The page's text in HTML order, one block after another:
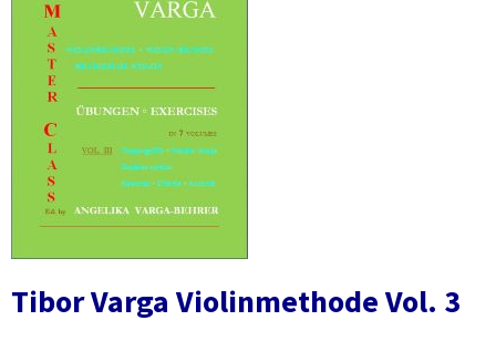
Tibor Varga Violinmethode Vol. 3